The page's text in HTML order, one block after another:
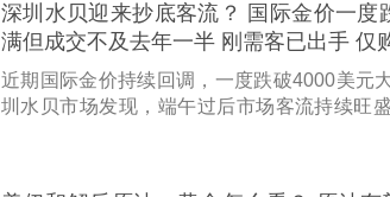
深圳水贝迎来抄底客流？ 国际金价一度
满但成交不及去年一半 刚需客已出手 仅
近期国际金价持续回调，一度跌破4000美元
圳水贝市场发现，端午过后市场客流持续旺
表示，相较去年金价上涨时的热销行情，如
规模不足去年一半，高位买入过黄金的消费